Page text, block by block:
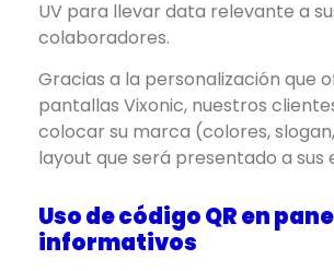
UV para llevar data relevante a
colaboradores.
Gracias a la personalización que
pantallas Vixonic, nuestros
colocar su marca (colores,
layout que será presentado a sus
Uso de código QR en
informativos